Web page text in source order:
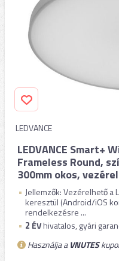
LEDVANCE
LEDVANCE Smart+
Frameless Round,
300mm okos,
Jellemzők: Vezérelhető a
keresztül (Android/iOS
rendelkezésre ...
2 ÉVhivatalos, gyári
Használja aVNUTES